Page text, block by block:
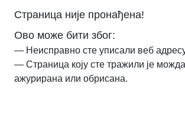
Страница није пронађена!
Ово може бити због:
— Неисправно сте уписали веб
— Страница коју сте тражили је
ажурирана или обрисана.